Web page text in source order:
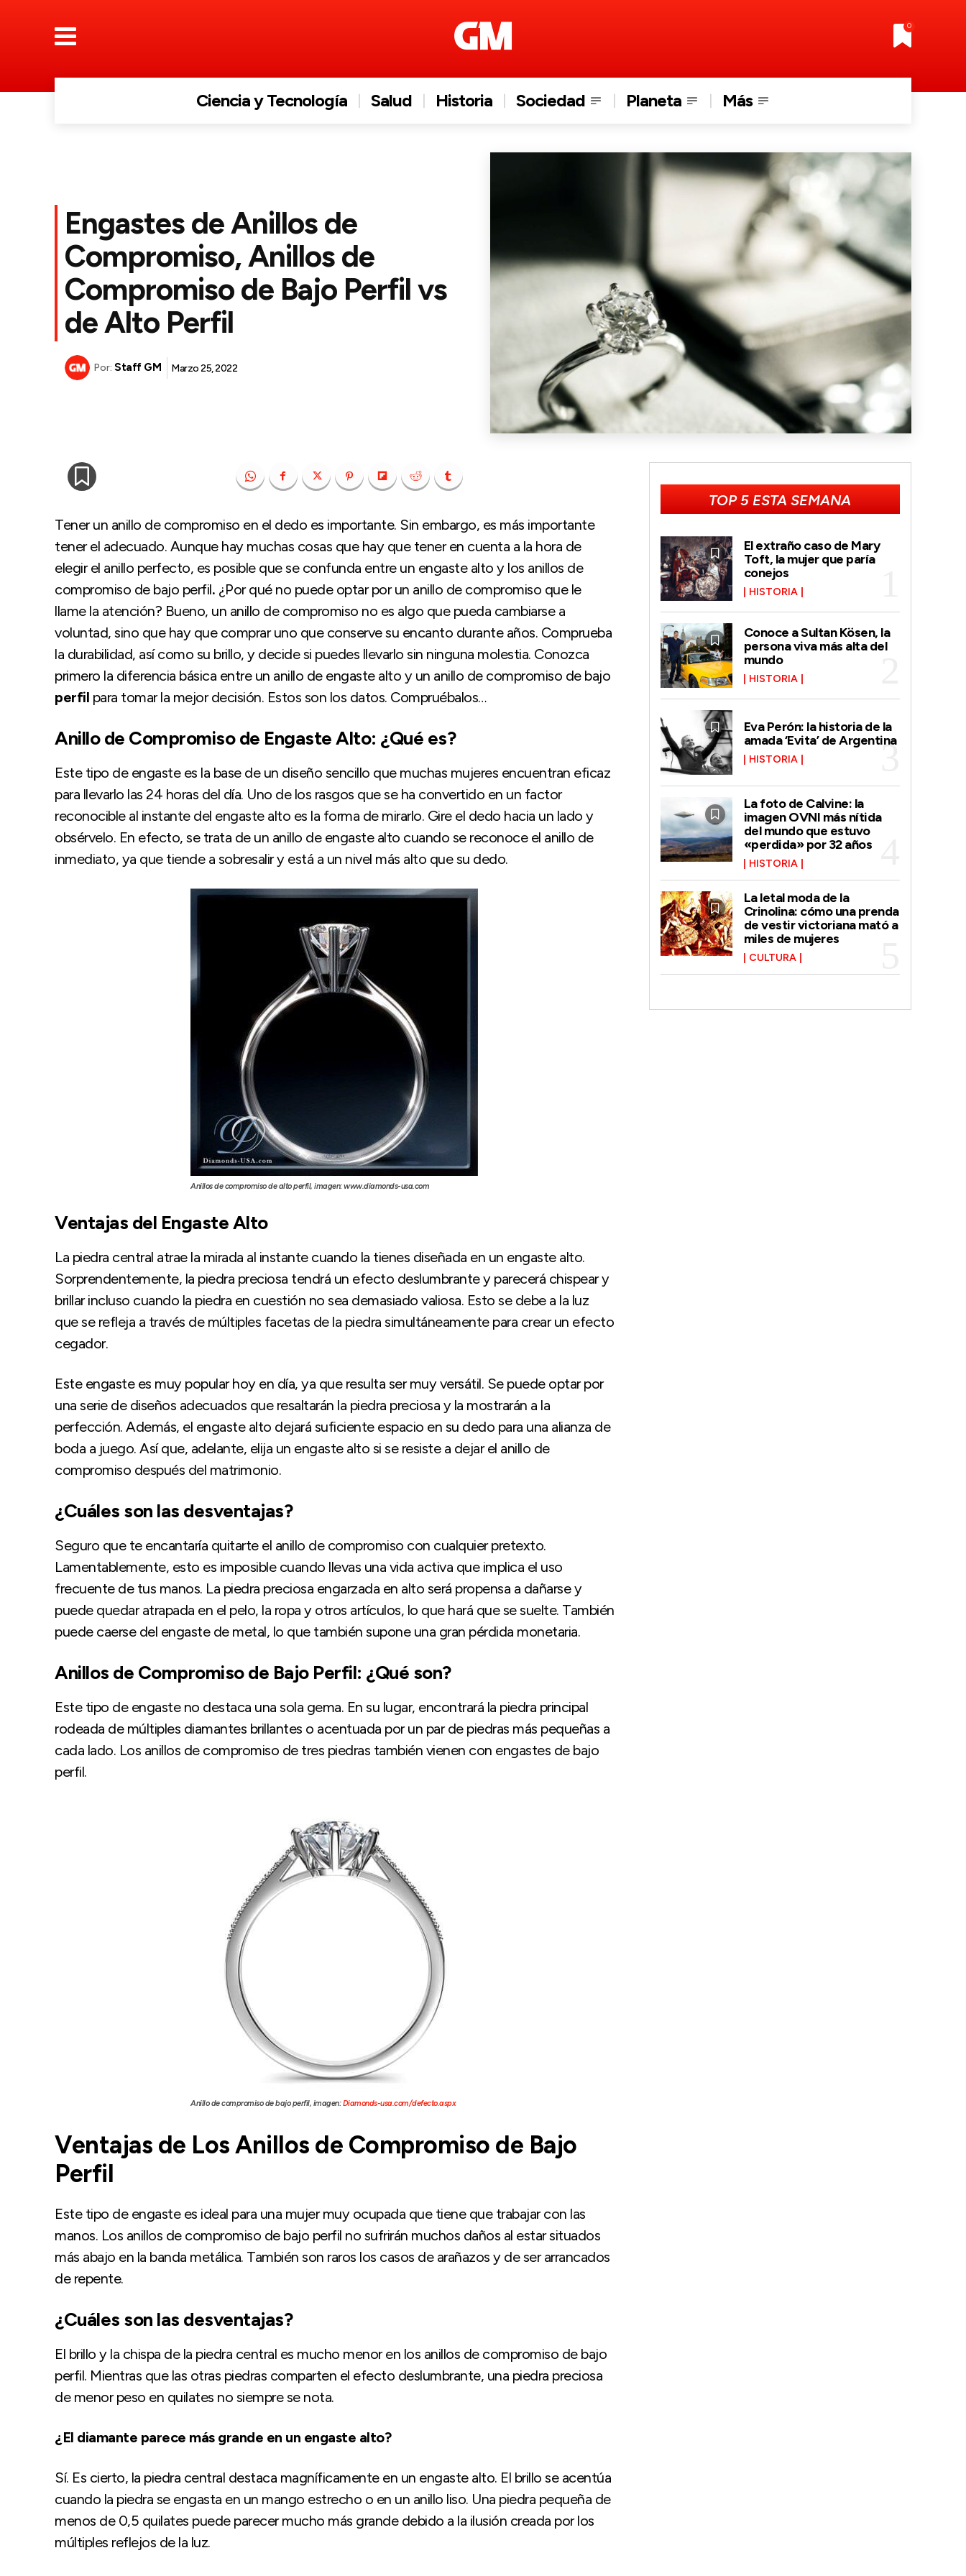
0
Ciencia y Tecnología Salud Historia Sociedad Planeta Más
Engastes de Anillos de
Compromiso, Anillos de
Compromiso de Bajo Perfil vs
de Alto Perfil
Por: Staff GM Marzo 25, 2022
Tener un anillo de compromiso en el dedo es importante. Sin embargo, es más importante
tener el adecuado. Aunque hay muchas cosas que hay que tener en cuenta a la hora de
elegir el anillo perfecto, es posible que se confunda entre un engaste alto y los anillos de
compromiso de bajo perfil. ¿Por qué no puede optar por un anillo de compromiso que le
llame la atención? Bueno, un anillo de compromiso no es algo que pueda cambiarse a
voluntad, sino que hay que comprar uno que conserve su encanto durante años. Comprueba
la durabilidad, así como su brillo, y decide si puedes llevarlo sin ninguna molestia. Conozca
primero la diferencia básica entre un anillo de engaste alto y un anillo de compromiso de bajo
perfil para tomar la mejor decisión. Estos son los datos. Compruébalos…
Anillo de Compromiso de Engaste Alto: ¿Qué es?
Este tipo de engaste es la base de un diseño sencillo que muchas mujeres encuentran eficaz
para llevarlo las 24 horas del día. Uno de los rasgos que se ha convertido en un factor
reconocible al instante del engaste alto es la forma de mirarlo. Gire el dedo hacia un lado y
obsérvelo. En efecto, se trata de un anillo de engaste alto cuando se reconoce el anillo de
inmediato, ya que tiende a sobresalir y está a un nivel más alto que su dedo.
Anillos de compromiso de alto perfil, imagen: www.diamonds-usa.com
Ventajas del Engaste Alto
La piedra central atrae la mirada al instante cuando la tienes diseñada en un engaste alto.
Sorprendentemente, la piedra preciosa tendrá un efecto deslumbrante y parecerá chispear y
brillar incluso cuando la piedra en cuestión no sea demasiado valiosa. Esto se debe a la luz
que se refleja a través de múltiples facetas de la piedra simultáneamente para crear un efecto
cegador.
Este engaste es muy popular hoy en día, ya que resulta ser muy versátil. Se puede optar por
una serie de diseños adecuados que resaltarán la piedra preciosa y la mostrarán a la
perfección. Además, el engaste alto dejará suficiente espacio en su dedo para una alianza de
boda a juego. Así que, adelante, elija un engaste alto si se resiste a dejar el anillo de
compromiso después del matrimonio.
¿Cuáles son las desventajas?
Seguro que te encantaría quitarte el anillo de compromiso con cualquier pretexto.
Lamentablemente, esto es imposible cuando llevas una vida activa que implica el uso
frecuente de tus manos. La piedra preciosa engarzada en alto será propensa a dañarse y
puede quedar atrapada en el pelo, la ropa y otros artículos, lo que hará que se suelte. También
puede caerse del engaste de metal, lo que también supone una gran pérdida monetaria.
Anillos de Compromiso de Bajo Perfil: ¿Qué son?
Este tipo de engaste no destaca una sola gema. En su lugar, encontrará la piedra principal
rodeada de múltiples diamantes brillantes o acentuada por un par de piedras más pequeñas a
cada lado. Los anillos de compromiso de tres piedras también vienen con engastes de bajo
perfil.
Anillo de compromiso de bajo perfil, imagen:Diamonds-usa.com/defecto.aspx
Ventajas de Los Anillos de Compromiso de Bajo
Perfil
Este tipo de engaste es ideal para una mujer muy ocupada que tiene que trabajar con las
manos. Los anillos de compromiso de bajo perfil no sufrirán muchos daños al estar situados
más abajo en la banda metálica. También son raros los casos de arañazos y de ser arrancados
de repente.
¿Cuáles son las desventajas?
El brillo y la chispa de la piedra central es mucho menor en los anillos de compromiso de bajo
perfil. Mientras que las otras piedras comparten el efecto deslumbrante, una piedra preciosa
de menor peso en quilates no siempre se nota.
¿El diamante parece más grande en un engaste alto?
Sí. Es cierto, la piedra central destaca magníficamente en un engaste alto. El brillo se acentúa
cuando la piedra se engasta en un mango estrecho o en un anillo liso. Una piedra pequeña de
menos de 0,5 quilates puede parecer mucho más grande debido a la ilusión creada por los
múltiples reflejos de la luz.
TOP 5 ESTA SEMANA
El extraño caso de Mary
Toft, la mujer que paría
conejos
HISTORIA
Conoce a Sultan Kösen, la
persona viva más alta del
mundo
HISTORIA
Eva Perón: la historia de la
amada ‘Evita’ de Argentina
HISTORIA
La foto de Calvine: la
imagen OVNI más nítida
del mundo que estuvo
«perdida» por 32 años
HISTORIA
La letal moda de la
Crinolina: cómo una prenda
de vestir victoriana mató a
miles de mujeres
CULTURA